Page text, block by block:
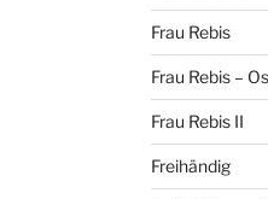
Frau Rebis
Frau Rebis –
Frau Rebis II
Freihändig